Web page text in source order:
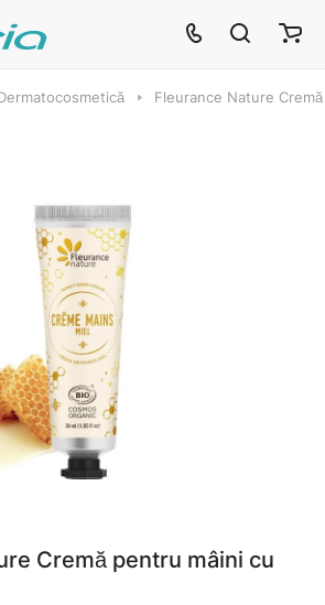
Fleurance Nature
Cremă pentru mâini cu